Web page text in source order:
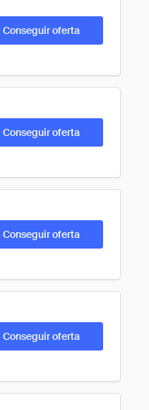
Conseguir oferta
Conseguir oferta
Conseguir oferta
Conseguir oferta